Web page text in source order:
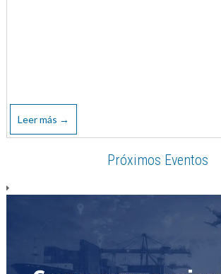
Leer más →
Próximos Eventos